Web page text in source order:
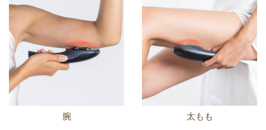
腕 太もも